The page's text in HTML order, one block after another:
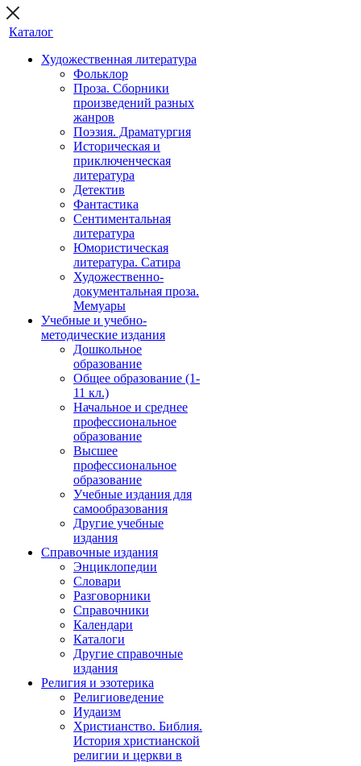
Каталог
Художественная литература
Фольклор
Проза. Сборники
произведений разных
жанров
Поэзия. Драматургия
Историческая и
приключенческая
литература
Детектив
Фантастика
Сентиментальная
литература
Юмористическая
литература. Сатира
Художественно-
документальная проза.
Мемуары
Учебные и учебно-
методические издания
Дошкольное
образование
Общее образование (1-
11 кл.)
Начальное и среднее
профессиональное
образование
Высшее
профессиональное
образование
Учебные издания для
самообразования
Другие учебные
издания
Справочные издания
Энциклопедии
Словари
Разговорники
Справочники
Календари
Каталоги
Другие справочные
издания
Религия и эзотерика
Религиоведение
Иудаизм
Христианство. Библия.
История христианской
религии и церкви в